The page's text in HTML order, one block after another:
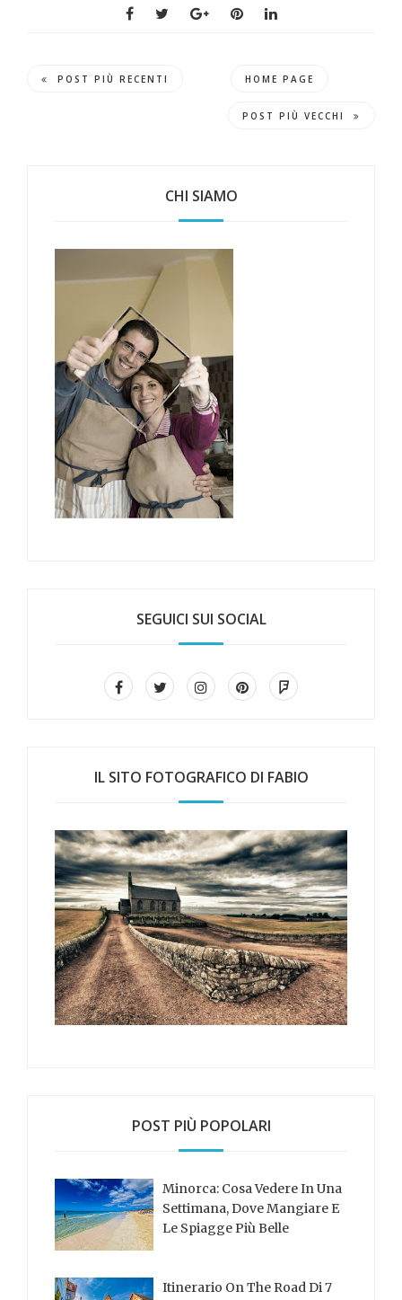
POST PIÙ RECENTI HOME PAGE
POST PIÙ VECCHI
CHI SIAMO
SEGUICI SUI SOCIAL
IL SITO FOTOGRAFICO DI FABIO
POST PIÙ POPOLARI
Minorca: Cosa Vedere In Una
Settimana, Dove Mangiare E
Le Spiagge Più Belle
Itinerario On The Road Di 7